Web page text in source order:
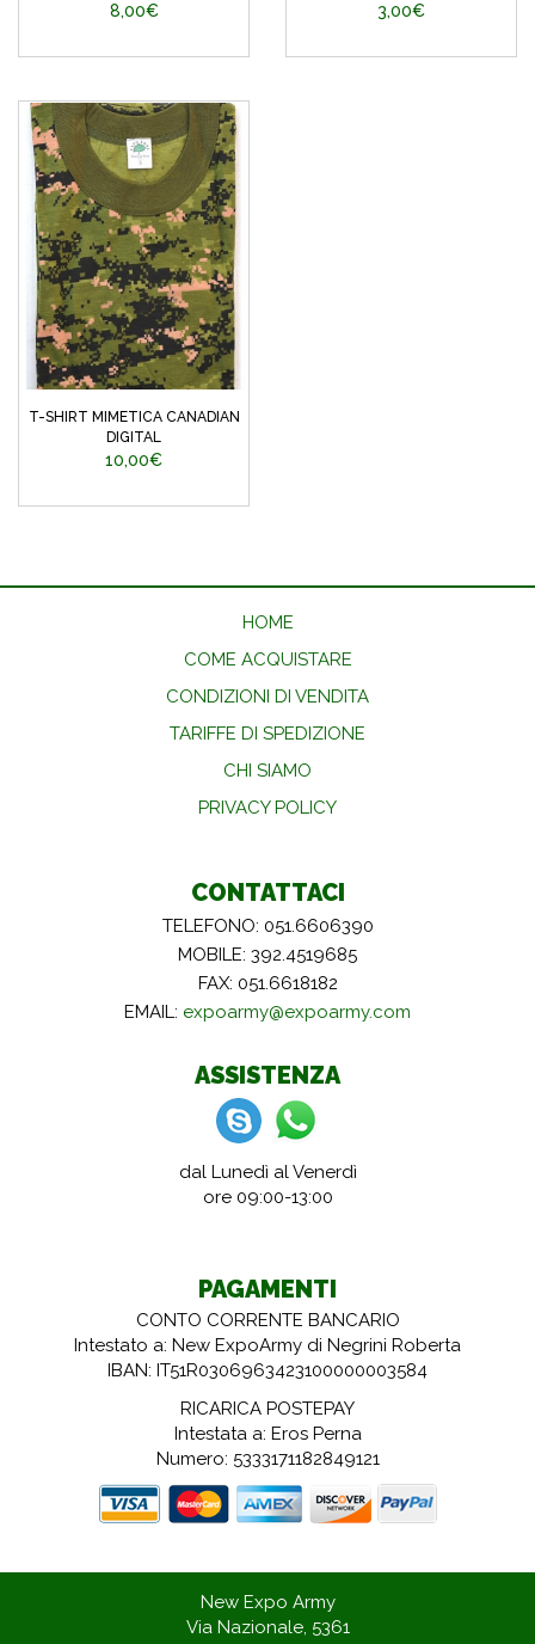
8,00€ 3,00€
T-SHIRT MIMETICA CANADIAN
DIGITAL
10,00€
HOME
COME ACQUISTARE
CONDIZIONI DI VENDITA
TARIFFE DI SPEDIZIONE
CHI SIAMO
PRIVACY POLICY
CONTATTACI
TELEFONO: 051.6606390
MOBILE: 392.4519685
FAX: 051.6618182
EMAIL: expoarmy@expoarmy.com
ASSISTENZA
dal Lunedì al Venerdì
ore 09:00-13:00
PAGAMENTI
CONTO CORRENTE BANCARIO
Intestato a: New ExpoArmy di Negrini Roberta
IBAN: IT51R0306963423100000003584
RICARICA POSTEPAY
Intestata a: Eros Perna
Numero: 5333171182849121
New Expo Army
Via Nazionale, 5361